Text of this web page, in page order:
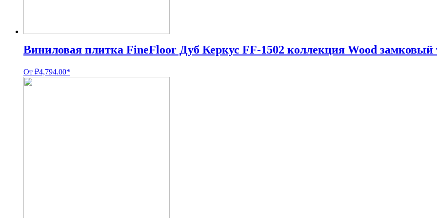
Виниловая плитка FineFloor Дуб Керкус FF-1502 коллекция Wood замковый
От ₽4,794.00*